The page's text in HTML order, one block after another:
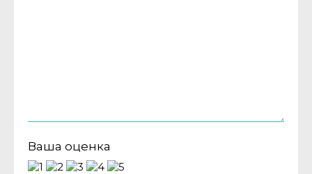
Ваша оценка